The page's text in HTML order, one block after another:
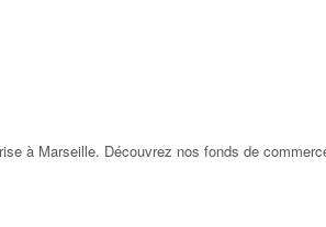
à Marseille. Découvrez nos fonds de